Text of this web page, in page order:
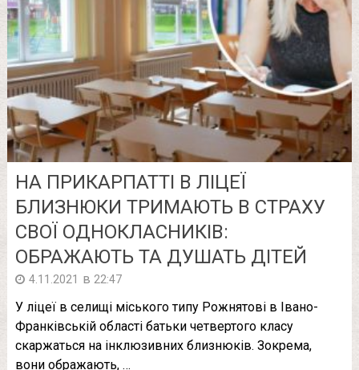
НА ПРИКАРПАТТІ В ЛІЦЕЇ
БЛИЗНЮКИ ТРИМАЮТЬ В СТРАХУ
СВОЇ ОДНОКЛАСНИКІВ:
ОБРАЖАЮТЬ ТА ДУШАТЬ ДІТЕЙ
4.11.2021 в 22:47
У ліцеї в селищі міського типу Рожнятові в Івано-
Франківській області батьки четвертого класу
скаржаться на інклюзивних близнюків. Зокрема,
вони ображають, …